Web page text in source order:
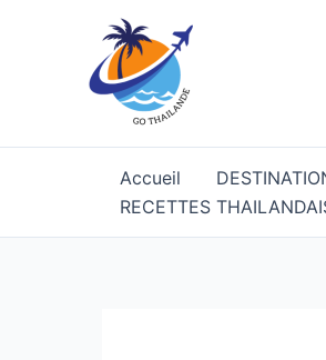
Accueil
RECETTES